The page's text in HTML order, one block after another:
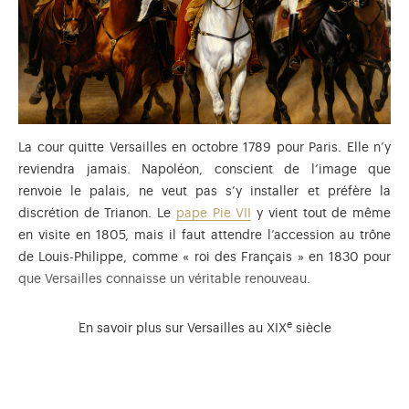
furent affectées à divers usages, provisoirement le plus
souvent, telle la manufacture d'armes de Versailles installée
dans des salles de l'aile du Midi avant de déménager pour le
Grand Commun .
Toutefois, deux décisions lourdes de conséquence pour le
Régime.
Versailles au coeur de la Révolution française
La création à Paris du Muséum central des Arts inauguré en
août 1793 se fit au détriment de Versailles. Le fonds initial se
appartenant à la Couronne, et les œuvres qui ornaient les
La cour quitte Versailles en octobre 1789 pour Paris. Elle n’y
reviendra jamais. Napoléon, conscient de l’image que
renvoie le palais, ne veut pas s’y installer et préfère la
discrétion de Trianon. Le pape Pie VII
y vient tout de même
en visite en 1805, mais il faut attendre l’accession au trône
de Louis-Philippe, comme « roi des Français » en 1830 pour
que Versailles connaisse un véritable renouveau.
En savoir plus sur Versailles au XIXesiècle